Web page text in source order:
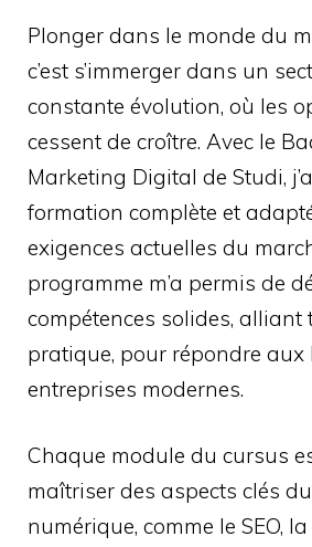
Plonger dans le monde du
c’est s’immerger dans un
constante évolution, où les
cessent de croître. Avec le
Marketing Digital de Studi,
formation complète et
exigences actuelles du
programme m’a permis de
compétences solides, alliant
pratique, pour répondre aux
entreprises modernes.
Chaque module du cursus
maîtriser des aspects clés
numérique, comme le SEO,